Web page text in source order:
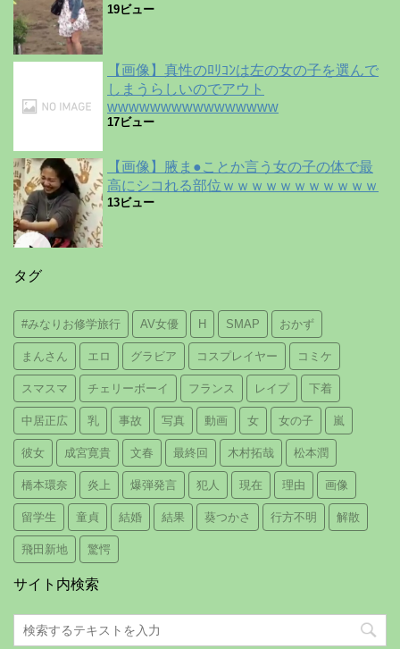
19ビュー
【画像】真性のﾛﾘｺﾝは左の女の子を選んで
しまうらしいのでアウト
wwwwwwwwwwwwwwww
17ビュー
【画像】腋ま●ことか言う女の子の体で最
高にシコれる部位ｗｗｗｗｗｗｗｗｗｗｗ
13ビュー
タグ
#みなりお修学旅行 AV女優 H SMAP おかず
まんさん エロ グラビア コスプレイヤー コミケ
スマスマ チェリーボーイ フランス レイプ 下着
中居正広 乳 事故 写真 動画 女 女の子 嵐
彼女 成宮寛貴 文春 最終回 木村拓哉 松本潤
橋本環奈 炎上 爆弾発言 犯人 現在 理由 画像
留学生 童貞 結婚 結果 葵つかさ 行方不明 解散
飛田新地 驚愕
サイト内検索